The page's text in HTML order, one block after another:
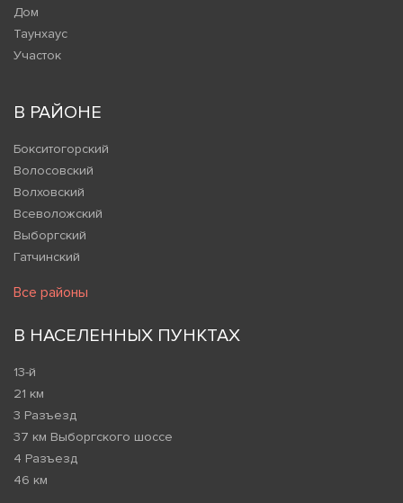
Дом
Таунхаус
Участок
В РАЙОНЕ
Бокситогорский
Волосовский
Волховский
Всеволожский
Выборгский
Гатчинский
Все районы
В НАСЕЛЕННЫХ ПУНКТАХ
13-й
21 км
3 Разъезд
37 км Выборгского шоссе
4 Разъезд
46 км